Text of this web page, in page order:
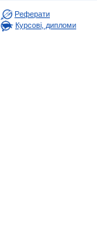
Реферати
Курсові, дипломи